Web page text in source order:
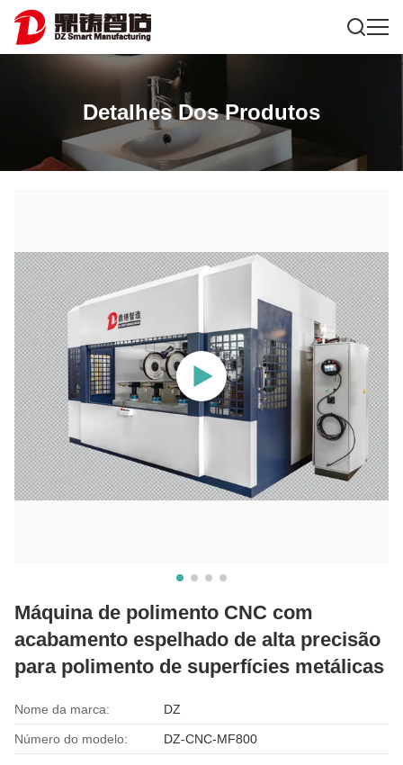
Detalhes Dos Produtos
Máquina de polimento CNC com
acabamento espelhado de alta precisão
para polimento de superfícies metálicas
Nome da marca: DZ
Número do modelo: DZ-CNC-MF800